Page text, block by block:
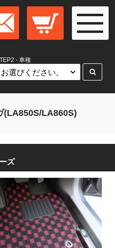
- 車種
(LA850S/LA860S)
ズ